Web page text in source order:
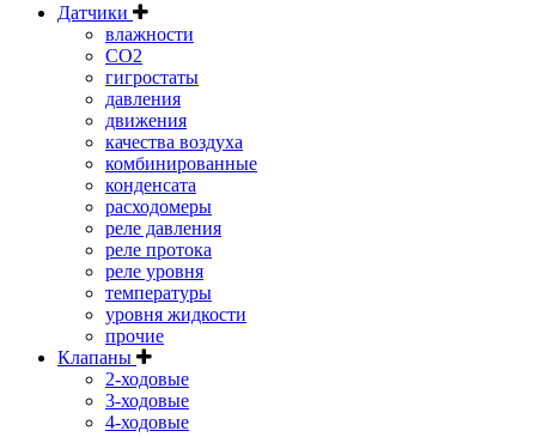
Датчики
влажности
CO2
гигростаты
давления
движения
качества воздуха
комбинированные
конденсата
расходомеры
реле давления
реле протока
реле уровня
температуры
уровня жидкости
прочие
Клапаны
2-ходовые
3-ходовые
4-ходовые